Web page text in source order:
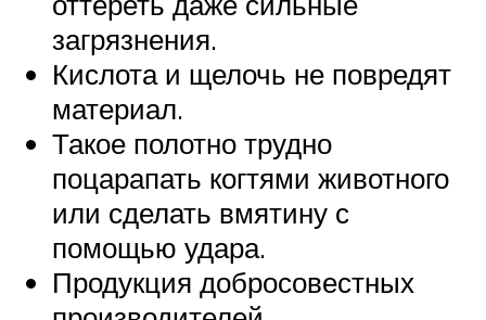
загрязнения.
Кислота и щелочь не повредят
материал.
Такое полотно трудно
поцарапать когтями животного
или сделать вмятину с
помощью удара.
Продукция добросовестных